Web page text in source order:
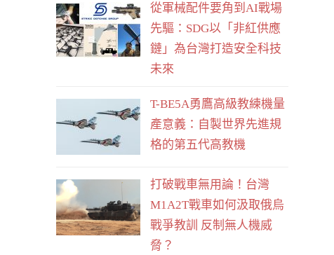
從軍械配件要角到AI戰場
先驅：SDG以「非紅供應
鏈」為台灣打造安全科技
未來
T-BE5A勇鷹高級教練機量
產意義：自製世界先進規
格的第五代高教機
打破戰車無用論！台灣
M1A2T戰車如何汲取俄烏
戰爭教訓 反制無人機威
脅？